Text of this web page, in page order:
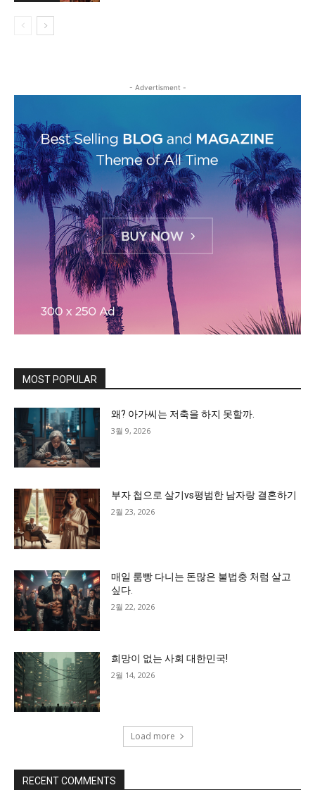
- Advertisment -
MOST POPULAR
왜? 아가씨는 저축을 하지 못할까.
3월 9, 2026
부자 첩으로 살기vs평범한 남자랑 결혼하기
2월 23, 2026
매일 룸빵 다니는 돈많은 불법충 처럼 살고
싶다.
2월 22, 2026
희망이 없는 사회 대한민국!
2월 14, 2026
Load more
RECENT COMMENTS